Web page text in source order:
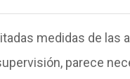
medidas de las
parece